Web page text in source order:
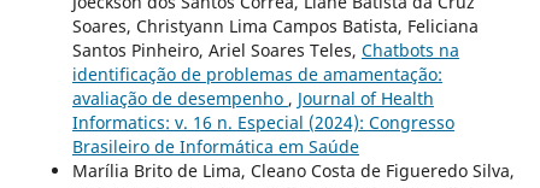
Soares, Christyann Lima Campos Batista, Feliciana
Santos Pinheiro, Ariel Soares Teles, Chatbots na
identificação de problemas de amamentação:
avaliação de desempenho , Journal of Health
Informatics: v. 16 n. Especial (2024): Congresso
Brasileiro de Informática em Saúde
Marília Brito de Lima, Cleano Costa de Figueredo Silva,